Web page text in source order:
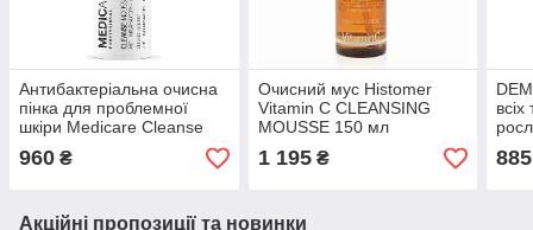
Антибактеріальна очисна
пінка для проблемної
шкіри Medicare Cleanse
Mousse Anti-Inflammatory
+ Keratolytic
960 ₴
Очисний мус Histomer
Vitamin C CLEANSING
MOUSSE 150 мл
1 195₴
of
885
Акційні пропозиції та новинки